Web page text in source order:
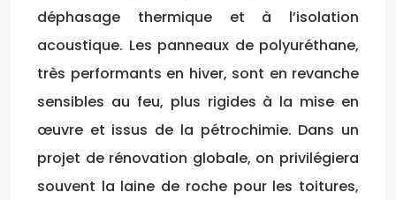
déphasage thermique et à l’isolation
acoustique. Les panneaux de polyuréthane,
très performants en hiver, sont en revanche
sensibles au feu, plus rigides à la mise en
œuvre et issus de la pétrochimie. Dans un
projet de rénovation globale, on privilégiera
souvent la laine de roche pour les toitures,